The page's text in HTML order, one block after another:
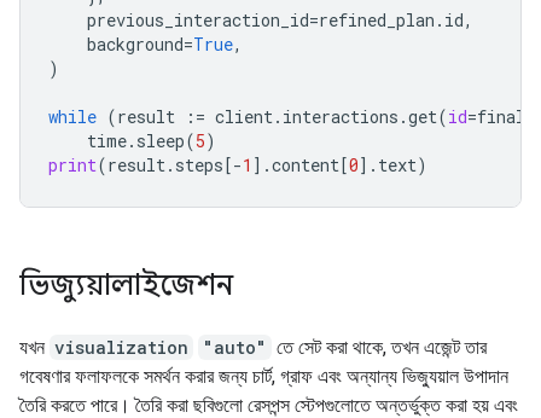
previous_interaction_id=refined_plan . id,
background=True,
)
while (result := client. interactions .get(id=
time. sleep(5)
print(result. steps[-1 ] .content[0] . text)
ভিজ্যুয়ালাইজেশন
যখন visualization "auto" তে সেট করা থাকে, তখন এজেন্ট তার
গবেষণার ফলাফলকে সমর্থন করার জন্য চার্ট, গ্রাফ এবং অন্যান্য ভিজ্যুয়াল উপাদান
তৈরি করতে পারে। তৈরি করা ছবিগুলো রেসপন্স স্টেপগুলোতে অন্তর্ভুক্ত করা হয় এবং